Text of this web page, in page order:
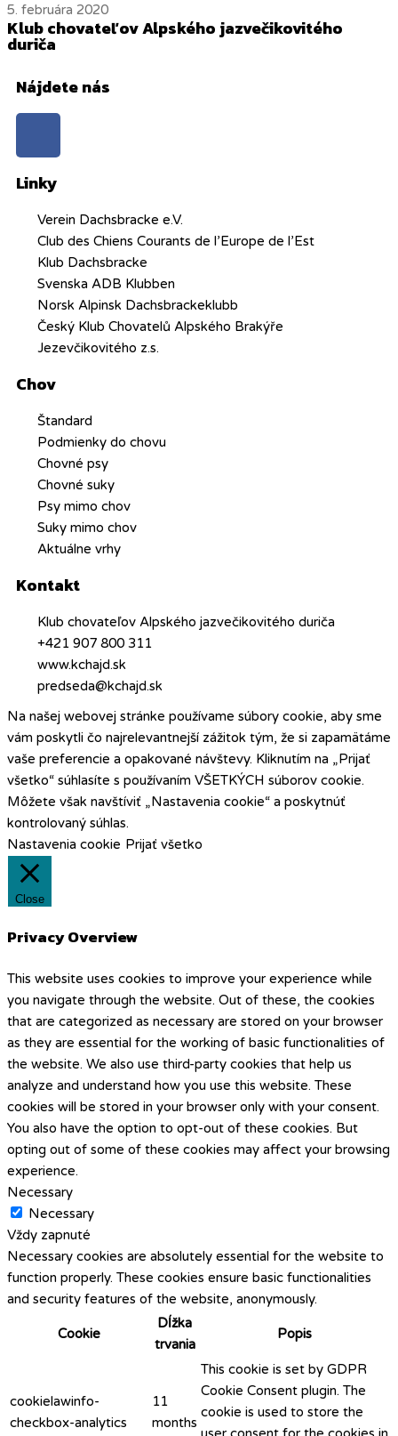
5. februára 2020
Klub chovateľov Alpského jazvečikovitého
duriča
Nájdete nás
Linky
Verein Dachsbracke e.V.
Club des Chiens Courants de l’Europe de l’Est
Klub Dachsbracke
Svenska ADB Klubben
Norsk Alpinsk Dachsbrackeklubb
Český Klub Chovatelů Alpského Brakýře
Jezevčikovitého z.s.
Chov
Štandard
Podmienky do chovu
Chovné psy
Chovné suky
Psy mimo chov
Suky mimo chov
Aktuálne vrhy
Kontakt
Klub chovateľov Alpského jazvečikovitého duriča
+421 907 800 311
www.kchajd.sk
predseda@kchajd.sk
Na našej webovej stránke používame súbory cookie, aby sme
vám poskytli čo najrelevantnejší zážitok tým, že si zapamätáme
vaše preferencie a opakované návštevy. Kliknutím na „Prijať
všetko“ súhlasíte s používaním VŠETKÝCH súborov cookie.
Môžete však navštíviť „Nastavenia cookie“ a poskytnúť
kontrolovaný súhlas.
Nastavenia cookie Prijať všetko
Close
Privacy Overview
This website uses cookies to improve your experience while
you navigate through the website. Out of these, the cookies
that are categorized as necessary are stored on your browser
as they are essential for the working of basic functionalities of
the website. We also use third-party cookies that help us
analyze and understand how you use this website. These
cookies will be stored in your browser only with your consent.
You also have the option to opt-out of these cookies. But
opting out of some of these cookies may affect your browsing
experience.
Necessary
Necessary
Vždy zapnuté
Necessary cookies are absolutely essential for the website to
function properly. These cookies ensure basic functionalities
and security features of the website, anonymously.
Cookie
Dĺžka
trvania
Popis
cookielawinfo-
checkbox-analytics
11
months
This cookie is set by GDPR
Cookie Consent plugin. The
cookie is used to store the